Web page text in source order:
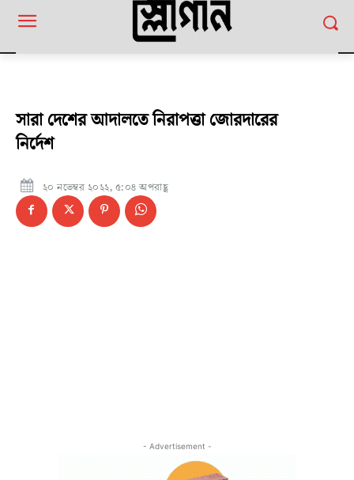
সারা দেশের আদালতে নিরাপত্তা জোরদারের
নির্দেশ
২০ নভেম্বর ২০২২, ৫:০৪ অপরাহ্ণ
- Advertisement -